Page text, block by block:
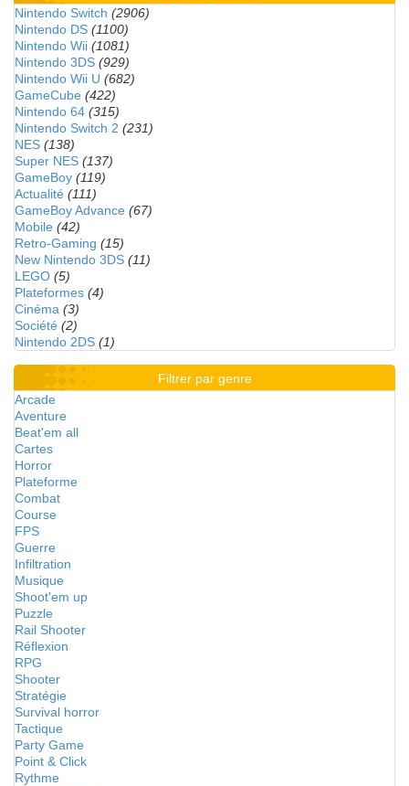
Nintendo Switch (2906)
Nintendo DS (1100)
Nintendo Wii (1081)
Nintendo 3DS (929)
Nintendo Wii U (682)
GameCube (422)
Nintendo 64 (315)
Nintendo Switch 2 (231)
NES (138)
Super NES (137)
GameBoy (119)
Actualité (111)
GameBoy Advance (67)
Mobile (42)
Retro-Gaming (15)
New Nintendo 3DS (11)
LEGO (5)
Plateformes (4)
Cinéma (3)
Société (2)
Nintendo 2DS (1)
Filtrer par genre
Arcade
Aventure
Beat'em all
Cartes
Horror
Plateforme
Combat
Course
FPS
Guerre
Infiltration
Musique
Shoot'em up
Puzzle
Rail Shooter
Réflexion
RPG
Shooter
Stratégie
Survival horror
Tactique
Party Game
Point & Click
Rythme